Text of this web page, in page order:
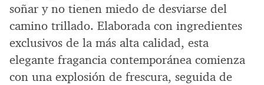
soñar y no tienen miedo de desviarse del
camino trillado. Elaborada con ingredientes
exclusivos de la más alta calidad, esta
elegante fragancia contemporánea comienza
con una explosión de frescura, seguida de